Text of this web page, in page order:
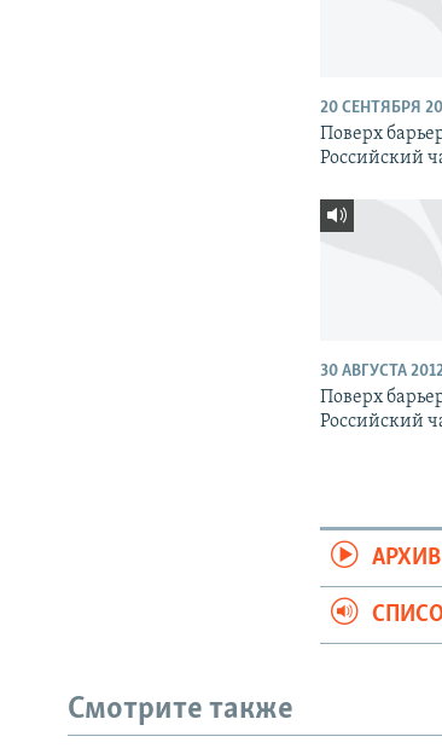
20 СЕНТЯБРЯ
Поверх
Российский
30 АВГУСТА
Поверх
Российский
Смотрите также